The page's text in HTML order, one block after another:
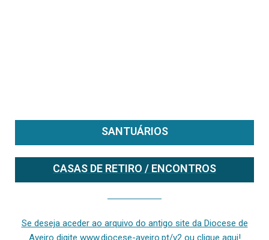
SANTUÁRIOS
CASAS DE RETIRO / ENCONTROS
Se deseja aceder ao arquivo do antigo site da Diocese de
Aveiro digite www.diocese-aveiro.pt/v2 ou clique aqui!